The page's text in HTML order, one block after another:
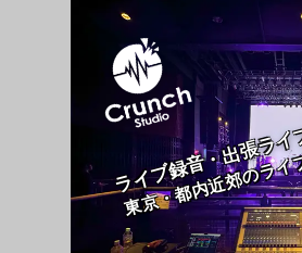
ライブ録音・出張ラ
東京・都内近郊の